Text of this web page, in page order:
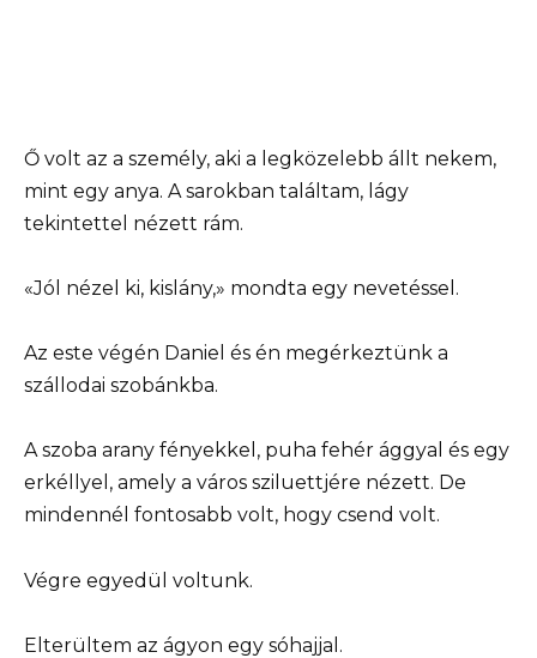
Ő volt az a személy, aki a legközelebb állt nekem,
mint egy anya. A sarokban találtam, lágy
tekintettel nézett rám.
«Jól nézel ki, kislány,» mondta egy nevetéssel.
Az este végén Daniel és én megérkeztünk a
szállodai szobánkba.
A szoba arany fényekkel, puha fehér ággyal és egy
erkéllyel, amely a város sziluettjére nézett. De
mindennél fontosabb volt, hogy csend volt.
Végre egyedül voltunk.
Elterültem az ágyon egy sóhajjal.